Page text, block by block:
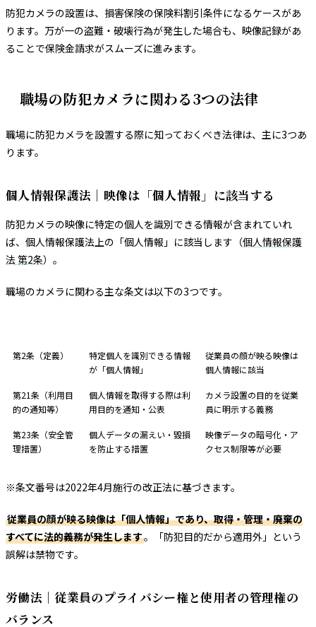
防犯カメラの設置は、損害保険の保険料割引条件になるケースがあ
ります。万が一の盗難・破壊行為が発生した場合も、映像記録があ
ることで保険金請求がスムーズに進みます。
職場の防犯カメラに関わる3つの法律
職場に防犯カメラを設置する際に知っておくべき法律は、主に3つあ
ります。
個人情報保護法｜映像は「個人情報」に該当する
防犯カメラの映像に特定の個人を識別できる情報が含まれていれ
ば、個人情報保護法上の「個人情報」に該当します（個人情報保護
法 第2条）。
職場のカメラに関わる主な条文は以下の3つです。
第2条（定義）
特定個人を識別できる情報
が「個人情報」
従業員の顔が映る映像は
個人情報に該当
第21条（利用目
的の通知等）
個人情報を取得する際は利
用目的を通知・公表
カメラ設置の目的を従業
員に明示する義務
第23条（安全管
理措置）
個人データの漏えい・毀損
を防止する措置
映像データの暗号化・ア
クセス制限等が必要
※条文番号は2022年4月施行の改正法に基づきます。
従業員の顔が映る映像は「個人情報」であり、取得・管理・廃棄の
すべてに法的義務が発生します。「防犯目的だから適用外」という
誤解は禁物です。
労働法｜従業員のプライバシー権と使用者の管理権の
バランス